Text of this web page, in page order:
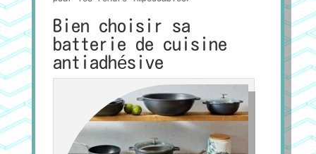
Bien choisir sa
batterie de cuisine
antiadhésive